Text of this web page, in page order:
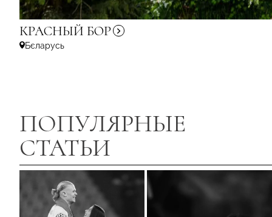
КРАСНЫЙ БОР
Бєларусь
ПОПУЛЯРНЫЕ
СТАТЬИ